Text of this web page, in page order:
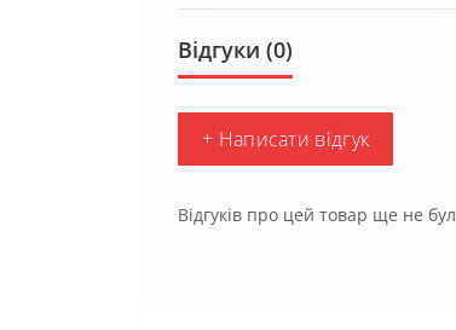
Відгуки (0)
+ Написати відгук
Відгуків про цей товар ще не